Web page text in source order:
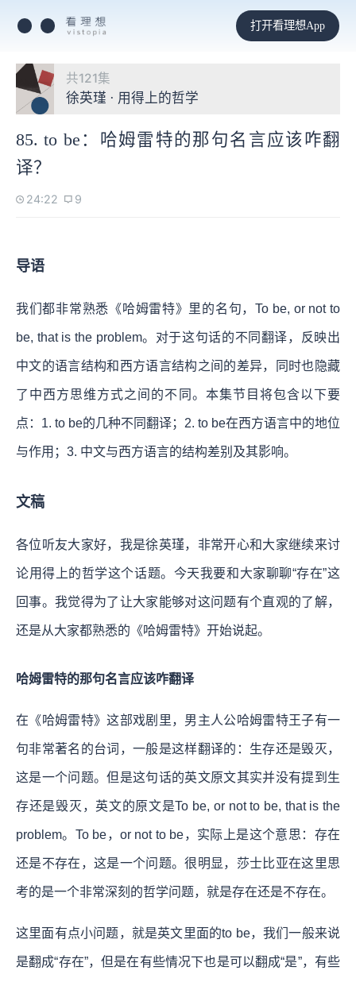
打开看理想App
共121集
徐英瑾 · 用得上的哲学
85. to be：哈姆雷特的那句名言应该咋翻
译？
24:22 9
导语
我们都非常熟悉《哈姆雷特》里的名句，To be, or not to
be, that is the problem。对于这句话的不同翻译，反映出
中文的语言结构和西方语言结构之间的差异，同时也隐藏
了中西方思维方式之间的不同。本集节目将包含以下要
点：1. to be的几种不同翻译；2. to be在西方语言中的地位
与作用；3. 中文与西方语言的结构差别及其影响。
文稿
各位听友大家好，我是徐英瑾，非常开心和大家继续来讨
论用得上的哲学这个话题。今天我要和大家聊聊“存在”这
回事。我觉得为了让大家能够对这问题有个直观的了解，
还是从大家都熟悉的《哈姆雷特》开始说起。
哈姆雷特的那句名言应该咋翻译
在《哈姆雷特》这部戏剧里，男主人公哈姆雷特王子有一
句非常著名的台词，一般是这样翻译的：生存还是毁灭，
这是一个问题。但是这句话的英文原文其实并没有提到生
存还是毁灭，英文的原文是To be, or not to be, that is the
problem。To be，or not to be，实际上是这个意思：存在
还是不存在，这是一个问题。很明显，莎士比亚在这里思
考的是一个非常深刻的哲学问题，就是存在还是不存在。
这里面有点小问题，就是英文里面的to be，我们一般来说
是翻成“存在”，但是在有些情况下也是可以翻成“是”，有些